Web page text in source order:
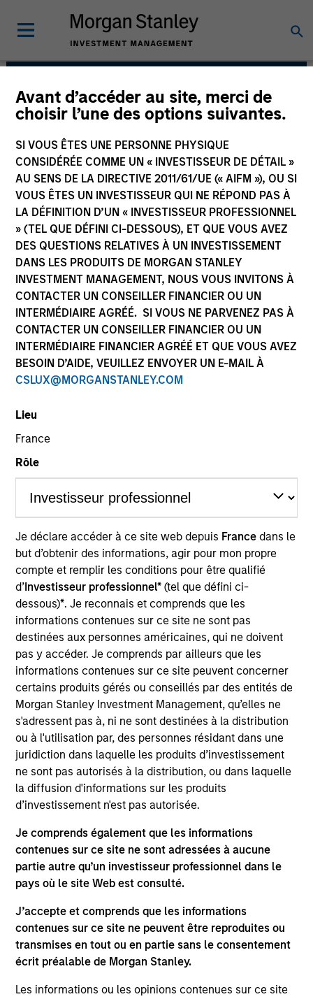
Avant d’accéder au site, merci de
choisir l’une des options suivantes.
SI VOUS ÊTES UNE PERSONNE PHYSIQUE
CONSIDÉRÉE COMME UN « INVESTISSEUR DE DÉTAIL »
AU SENS DE LA DIRECTIVE 2011/61/UE (« AIFM »), OU SI
VOUS ÊTES UN INVESTISSEUR QUI NE RÉPOND PAS À
LA DÉFINITION D’UN « INVESTISSEUR PROFESSIONNEL
» (TEL QUE DÉFINI CI-DESSOUS), ET QUE VOUS AVEZ
DES QUESTIONS RELATIVES À UN INVESTISSEMENT
DANS LES PRODUITS DE MORGAN STANLEY
INVESTMENT MANAGEMENT, NOUS VOUS INVITONS À
CONTACTER UN CONSEILLER FINANCIER OU UN
INTERMÉDIAIRE AGRÉÉ. SI VOUS NE PARVENEZ PAS À
CONTACTER UN CONSEILLER FINANCIER OU UN
INTERMÉDIAIRE FINANCIER AGRÉÉ ET QUE VOUS AVEZ
BESOIN D’AIDE, VEUILLEZ ENVOYER UN E-MAIL À
CSLUX@MORGANSTANLEY.COM
Lieu
France
Rôle
Je déclare accéder à ce site web depuis France dans le
but d’obtenir des informations, agir pour mon propre
compte et remplir les conditions pour être qualifié
d’Investisseur professionnel*(tel que défini ci-
dessous)*. Je reconnais et comprends que les
informations contenues sur ce site ne sont pas
destinées aux personnes américaines, qui ne doivent
pas y accéder. Je comprends par ailleurs que les
informations contenues sur ce site peuvent concerner
certains produits gérés ou conseillés par des entités de
Morgan Stanley Investment Management, qu’elles ne
s'adressent pas à, ni ne sont destinées à la distribution
ou à l'utilisation par, des personnes résidant dans une
juridiction dans laquelle les produits d’investissement
ne sont pas autorisés à la distribution, ou dans laquelle
la diffusion d'informations sur les produits
d’investissement n'est pas autorisée.
Je comprends également que les informations
contenues sur ce site ne sont adressées à aucune
partie autre qu’un investisseur professionnel dans le
pays où le site Web est consulté.
J’accepte et comprends que les informations
contenues sur ce site ne peuvent être reproduites ou
transmises en tout ou en partie sans le consentement
écrit préalable de Morgan Stanley.
Les informations ou les opinions contenues sur ce site
Applied Equity
Advisors Team
Strategies
Applied Equity Advisors is an unconstrained, flexible
global core manager seeking to drive excess returns,
Who We Are
Play
Video
Applied Equity Advisors Investment Process
The Applied Equity Advisors team combines the best of
to deliver highly active, style-flexible, concentrated
equity portfolios with heavy emphasis on risk-control
techniques throughout the investment process. The
longstanding experience and judgment of its portfolio
and the final stock selection.